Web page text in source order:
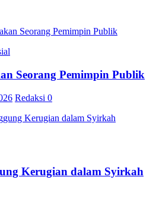
Seorang Pemimpin Publik
Redaksi 0
Kerugian dalam Syirkah